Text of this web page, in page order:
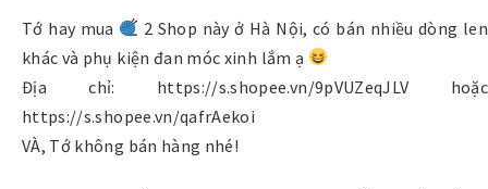
Tớ hay mua
2 Shop này ở Hà Nội, có bán nhiều dòng len
khác và phụ kiện đan móc xinh lắm ạ
Địa chỉ: https://s.shopee.vn/9pVUZeqJLV hoặc
https://s.shopee.vn/qafrAekoi
VÀ, Tớ không bán hàng nhé!